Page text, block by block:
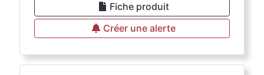
Fiche produit
Créer une alerte